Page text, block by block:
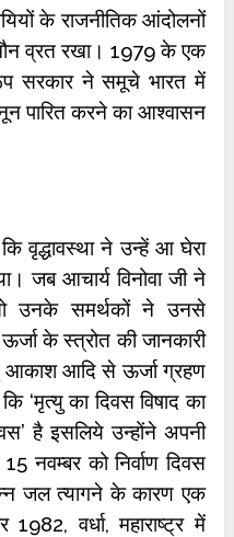
के राजनीतिक आंदोलनों
व्रत रखा। 1979 के एक
सरकार ने समूचे भारत में
पारित करने का आश्वासन
वृद्धावस्था ने उन्हें आ घेरा
जब आचार्य विनोवा जी ने
उनके समर्थकों ने उनसे
के स्त्रोत की जानकारी
आकाश आदि से ऊर्जा ग्रहण
‘मृत्यु का दिवस विषाद का
है इसलिये उन्होंने अपनी
नवम्बर को निर्वाण दिवस
जल त्यागने के कारण एक
वर्धा, महाराष्ट्र में